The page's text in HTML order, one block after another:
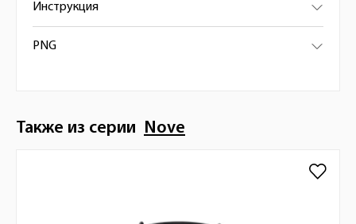
Инструкция
PNG
Также из серии Nove